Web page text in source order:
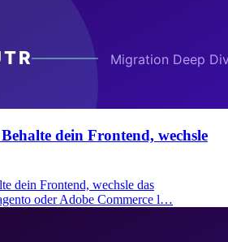
dein Frontend, wechsle
dein Frontend, wechsle das
oder Adobe Commerce l…